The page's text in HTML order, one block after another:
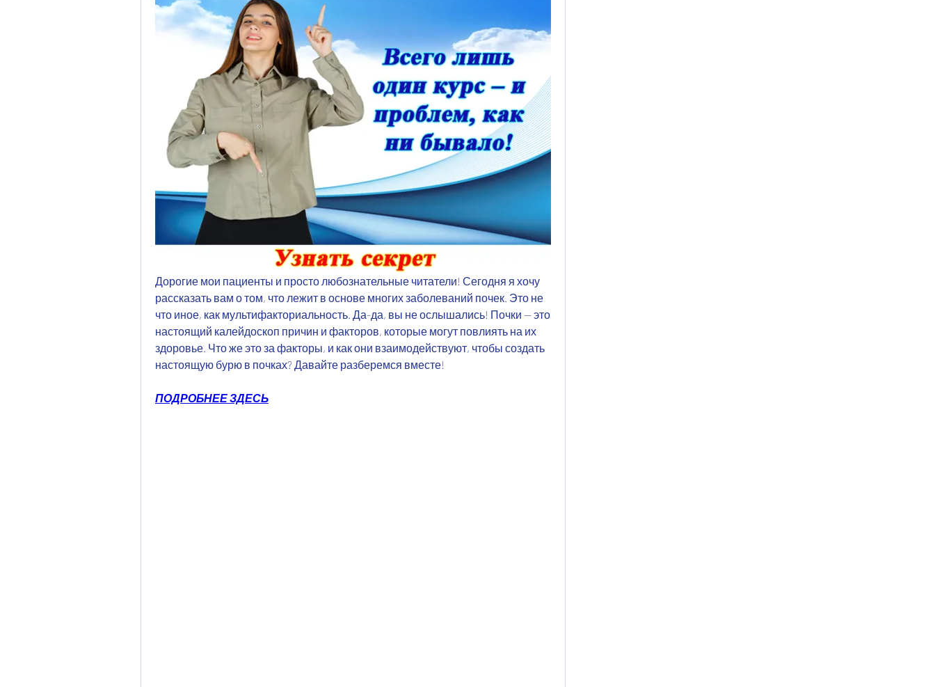
Дорогие мои пациенты и просто любознательные читатели! Сегодня я хочу
рассказать вам о том, что лежит в основе многих заболеваний почек. Это не
что иное, как мультифакториальность. Да-да, вы не ослышались! Почки — это
настоящий калейдоскоп причин и факторов, которые могут повлиять на их
здоровье. Что же это за факторы, и как они взаимодействуют, чтобы создать
настоящую бурю в почках? Давайте разберемся вместе!
ПОДРОБНЕЕ ЗДЕСЬ